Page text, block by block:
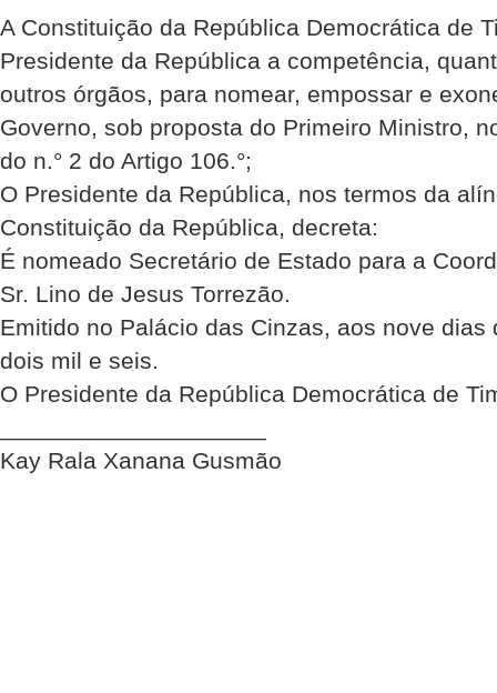
A Constituição da República Democrática de
Presidente da República a competência,
outros órgãos, para nomear, empossar e
Governo, sob proposta do Primeiro Ministro,
do n.° 2 do Artigo 106.°;
O Presidente da República, nos termos da
Constituição da República, decreta:
É nomeado Secretário de Estado para a
Sr. Lino de Jesus Torrezão.
Emitido no Palácio das Cinzas, aos nove dias
dois mil e seis.
O Presidente da República Democrática de
Kay Rala Xanana Gusmão